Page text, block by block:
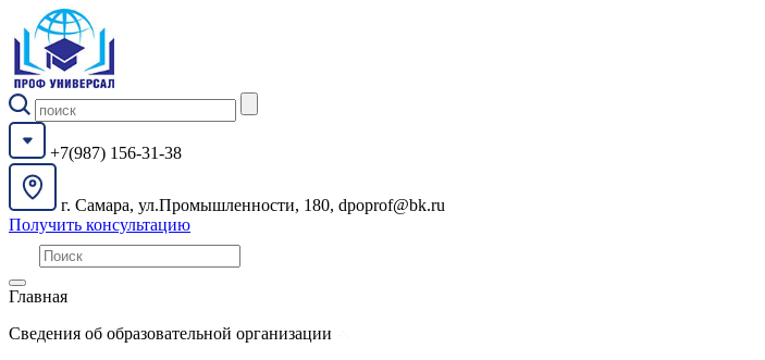
+7(987) 156-31-38
г. Самара, ул.Промышленности, 180, dpoprof@bk.ru
Получить консультацию
Главная
Сведения об образовательной организации